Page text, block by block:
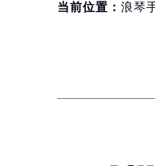
当前位置： 浪琴